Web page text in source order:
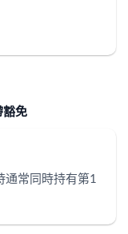
豁免
通常同時持有第1